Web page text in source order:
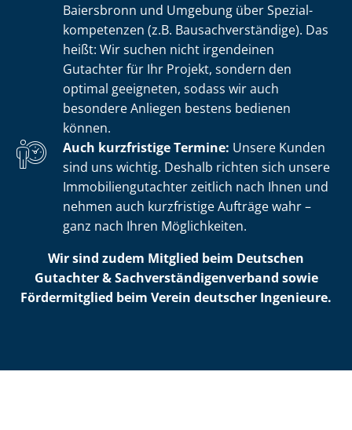
Baiersbronn und Umgebung über Spe­zi­al­
kom­pe­ten­zen (z.B. Bau­sach­ver­stän­di­ge). Das
heißt: Wir suchen nicht irgendeinen
Gutachter für Ihr Projekt, sondern den
optimal geeigneten, sodass wir auch
besondere Anliegen bestens bedienen
können.
Auch kurzfristige Termine: Unsere Kunden
sind uns wichtig. Deshalb richten sich unsere
Im­mo­bi­li­en­gut­ach­ter zeitlich nach Ihnen und
nehmen auch kurzfristige Aufträge wahr –
ganz nach Ihren Möglichkeiten.
Wir sind zudem Mitglied beim Deutschen
Gutachter & Sach­ver­stän­di­gen­ver­band sowie
Fördermitglied beim Verein deutscher Ingenieure.